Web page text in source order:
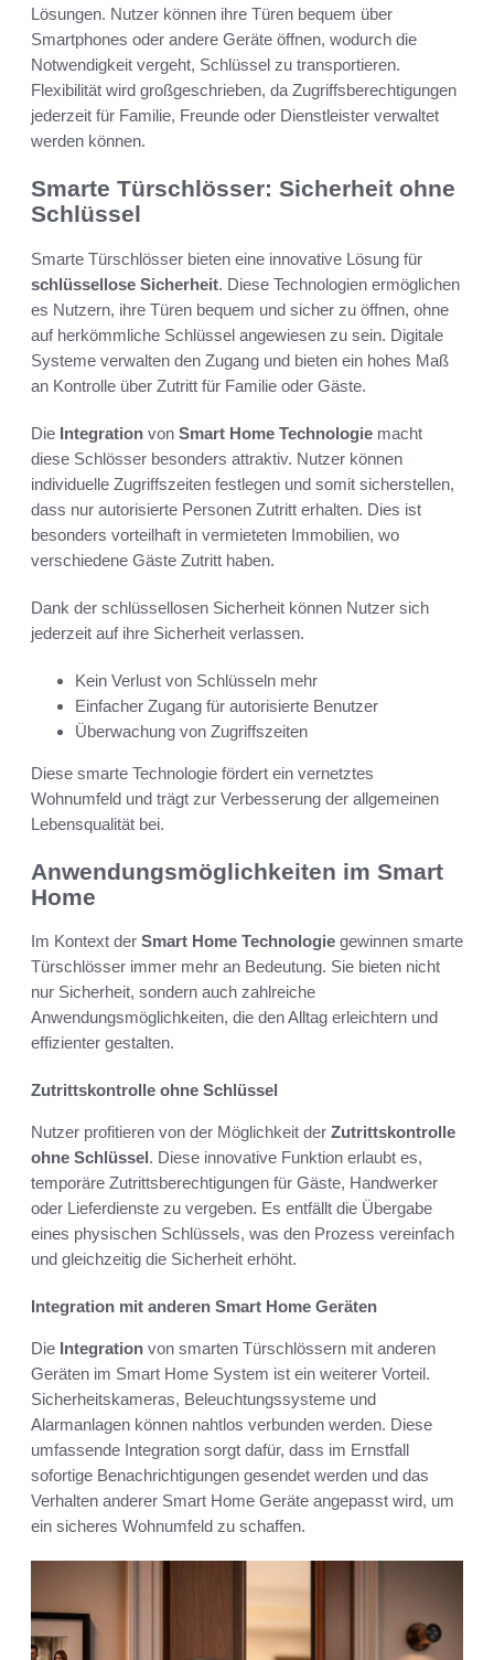
Lösungen. Nutzer können ihre Türen bequem über
Smartphones oder andere Geräte öffnen, wodurch die
Notwendigkeit vergeht, Schlüssel zu transportieren.
Flexibilität wird großgeschrieben, da Zugriffsberechtigungen
jederzeit für Familie, Freunde oder Dienstleister verwaltet
werden können.
Smarte Türschlösser: Sicherheit ohne
Schlüssel
Smarte Türschlösser bieten eine innovative Lösung für
schlüssellose Sicherheit. Diese Technologien ermöglichen
es Nutzern, ihre Türen bequem und sicher zu öffnen, ohne
auf herkömmliche Schlüssel angewiesen zu sein. Digitale
Systeme verwalten den Zugang und bieten ein hohes Maß
an Kontrolle über Zutritt für Familie oder Gäste.
Die Integration von Smart Home Technologie macht
diese Schlösser besonders attraktiv. Nutzer können
individuelle Zugriffszeiten festlegen und somit sicherstellen,
dass nur autorisierte Personen Zutritt erhalten. Dies ist
besonders vorteilhaft in vermieteten Immobilien, wo
verschiedene Gäste Zutritt haben.
Dank der schlüssellosen Sicherheit können Nutzer sich
jederzeit auf ihre Sicherheit verlassen.
Kein Verlust von Schlüsseln mehr
Einfacher Zugang für autorisierte Benutzer
Überwachung von Zugriffszeiten
Diese smarte Technologie fördert ein vernetztes
Wohnumfeld und trägt zur Verbesserung der allgemeinen
Lebensqualität bei.
Anwendungsmöglichkeiten im Smart
Home
Im Kontext der Smart Home Technologie gewinnen smarte
Türschlösser immer mehr an Bedeutung. Sie bieten nicht
nur Sicherheit, sondern auch zahlreiche
Anwendungsmöglichkeiten, die den Alltag erleichtern und
effizienter gestalten.
Zutrittskontrolle ohne Schlüssel
Nutzer profitieren von der Möglichkeit der Zutrittskontrolle
ohne Schlüssel. Diese innovative Funktion erlaubt es,
temporäre Zutrittsberechtigungen für Gäste, Handwerker
oder Lieferdienste zu vergeben. Es entfällt die Übergabe
eines physischen Schlüssels, was den Prozess vereinfach
und gleichzeitig die Sicherheit erhöht.
Integration mit anderen Smart Home Geräten
Die Integration von smarten Türschlössern mit anderen
Geräten im Smart Home System ist ein weiterer Vorteil.
Sicherheitskameras, Beleuchtungssysteme und
Alarmanlagen können nahtlos verbunden werden. Diese
umfassende Integration sorgt dafür, dass im Ernstfall
sofortige Benachrichtigungen gesendet werden und das
Verhalten anderer Smart Home Geräte angepasst wird, um
ein sicheres Wohnumfeld zu schaffen.